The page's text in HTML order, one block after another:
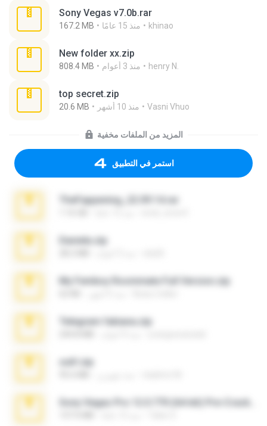
Sony Vegas v7.0b.rar
167.2 MB منذ 15 عامًا khinao
New folder xx.zip
808.4 MB منذ 3 أعوام henry N.
top secret.zip
20.6 MB منذ 10 أشهر Vasni Vhuo
المزيد من الملفات مخفية
استمر في التطبيق
TheFappening_22.09.14.rar
Daniela.zip
My Femboy Roommate Full Version.zip
Telegram fabiana.zip
ouh!.zip